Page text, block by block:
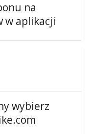
na
w aplikacji
wybierz